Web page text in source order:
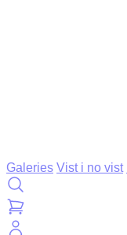
Galeries Vist i no vist